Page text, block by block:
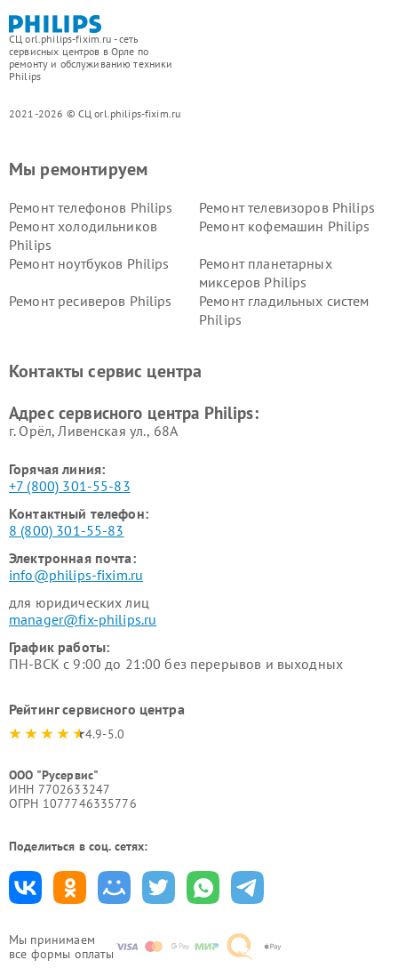
СЦ orl.philips-fixim.ru - сеть
сервисных центров в Орле по
ремонту и обслуживанию техники
Philips
2021-2026 © СЦ orl.philips-fixim.ru
Мы принимаем
все формы оплаты
Мы ремонтируем
Ремонт телефонов Philips
Ремонт телевизоров Philips
Ремонт холодильников
Philips
Ремонт кофемашин Philips
Ремонт ноутбуков Philips
Ремонт планетарных
миксеров Philips
Ремонт ресиверов Philips
Ремонт гладильных систем
Philips
Ремонт стиральных машин
Ремонт увлажнителей
Контакты сервис центра
Адрес сервисного центра Philips:
г. Орёл, Ливенская ул., 68А
Горячая линия:
+7 (800) 301-55-83
Контактный телефон:
8 (800) 301-55-83
Электронная почта:
info@philips-fixim.ru
для юридических лиц
manager@fix-philips.ru
График работы:
ПН-ВСК с 9:00 до 21:00 без перерывов и выходных
Рейтинг сервисного центра
4.9-5.0
ООО "Русервис"
ИНН 7702633247
ОГРН 1077746335776
Поделиться в соц. сетях: